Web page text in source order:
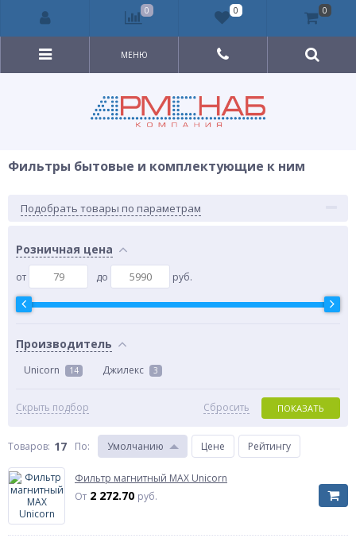
МЕНЮ
Фильтры бытовые и комплектующие к ним
Подобрать товары по параметрам
Розничная цена
от до руб.
Производитель
Unicorn 14 Джилекс 3
Скрыть подбор ПОКАЗАТЬ
Сбросить
Товаров: 17 По: Умолчанию Цене Рейтингу
Фильтр магнитный MAX Unicorn
От 2 272.70 руб.
0 0 0